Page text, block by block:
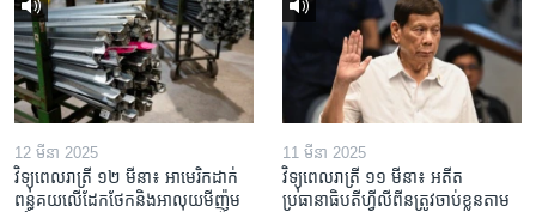
12 មីនា 2025
វិទ្យុពេលរាត្រី ១២ មីនា៖ អាមេរិក​ដាក់​
ពន្ធគយ​លើ​ដែកថែក​និង​អាលុយ​មីញ៉ូម​
11 មីនា 2025
វិទ្យុពេលរាត្រី ១១ មីនា៖ អតីត​
ប្រធានាធិបតីហ្វីលីពីន​ត្រូវ​ចាប់ខ្លួនតាម